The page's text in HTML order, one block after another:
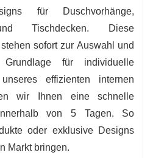
für Duschvorhänge,
Tischdecken. Diese
sofort zur Auswahl und
für individuelle
effizienten internen
wir Ihnen eine schnelle
innerhalb von 5 Tagen. So
oder exklusive Designs
Markt bringen.